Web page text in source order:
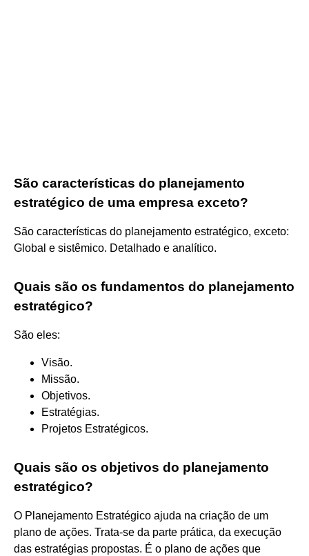
São características do planejamento
estratégico de uma empresa exceto?
São características do planejamento estratégico, exceto:
Global e sistêmico. Detalhado e analítico.
Quais são os fundamentos do planejamento
estratégico?
São eles:
Visão.
Missão.
Objetivos.
Estratégias.
Projetos Estratégicos.
Quais são os objetivos do planejamento
estratégico?
O Planejamento Estratégico ajuda na criação de um
plano de ações. Trata-se da parte prática, da execução
das estratégias propostas. É o plano de ações que